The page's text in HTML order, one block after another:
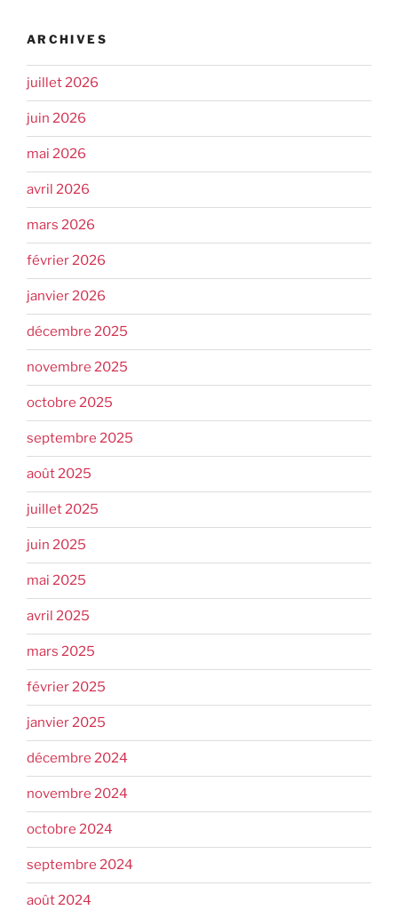
ARCHIVES
juillet 2026
juin 2026
mai 2026
avril 2026
mars 2026
février 2026
janvier 2026
décembre 2025
novembre 2025
octobre 2025
septembre 2025
août 2025
juillet 2025
juin 2025
mai 2025
avril 2025
mars 2025
février 2025
janvier 2025
décembre 2024
novembre 2024
octobre 2024
septembre 2024
août 2024